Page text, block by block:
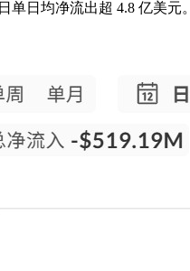
单日均净流出超 4.8 亿美元。